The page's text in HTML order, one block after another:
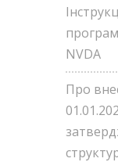
NVDA
Про